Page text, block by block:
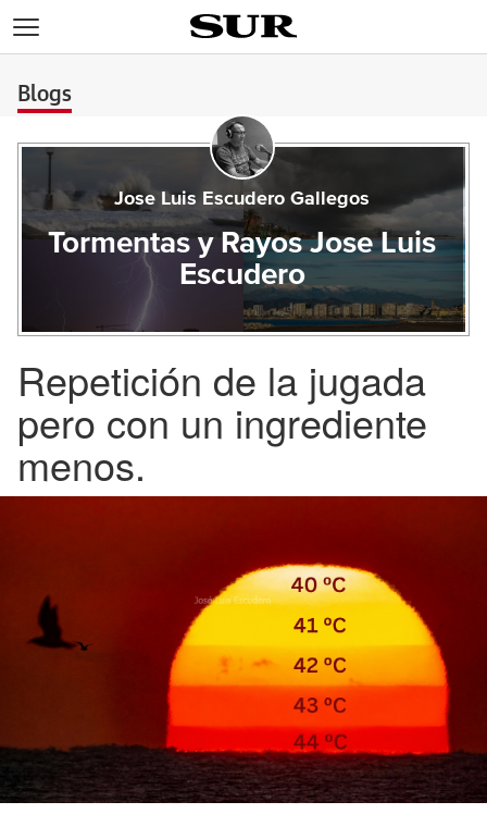
Blogs
Jose Luis Escudero Gallegos
Tormentas y Rayos Jose Luis
Escudero
Repetición de la jugada
pero con un ingrediente
menos.